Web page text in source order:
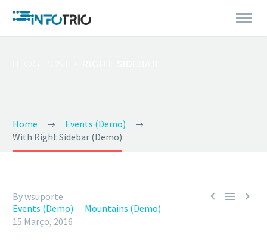
Home
Events (Demo)
With Right Sidebar (Demo)
  
By wsuporte
Events (Demo)
Mountains (Demo)
15 Março, 2016